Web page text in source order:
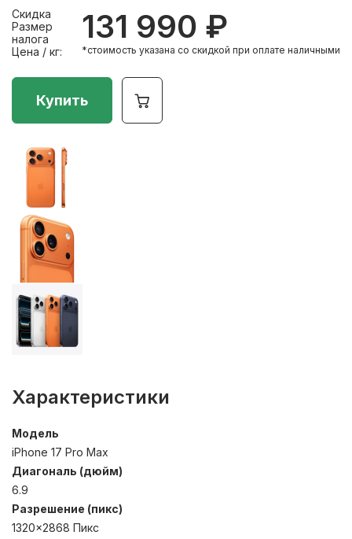
131 990 ₽
*стоимость указана со скидкой при оплате наличными
Скидка
Размер
налога
Цена / кг:
Купить
Характеристики
Модель
iPhone 17 Pro Max
Диагональ (дюйм)
6.9
Разрешение (пикс)
1320x2868 Пикс